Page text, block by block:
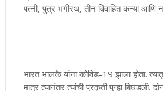
पत्नी, पुत्र भगीरथ, तीन विवाहित कन्या आणि
भारत भालके यांना कोविड-19 झाला होता.
मात्र त्यानंतर त्यांची प्रकृती पुन्हा बिघडली.